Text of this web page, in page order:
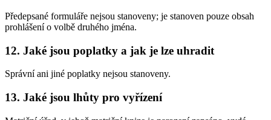
Předepsané formuláře nejsou stanoveny; je stanoven pouze obsah
prohlášení o volbě druhého jména.
12. Jaké jsou poplatky a jak je lze uhradit
Správní ani jiné poplatky nejsou stanoveny.
13. Jaké jsou lhůty pro vyřízení